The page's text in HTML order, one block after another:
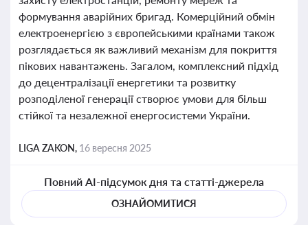
формування аварійних бригад. Комерційний обмін
електроенергією з європейськими країнами також
розглядається як важливий механізм для покриття
пікових навантажень. Загалом, комплексний підхід
до децентралізації енергетики та розвитку
розподіленої генерації створює умови для більш
стійкої та незалежної енергосистеми України.
LIGA ZAKON, 16 вересня 2025
Повний AI-підсумок дня та статті-джерела
ОЗНАЙОМИТИСЯ